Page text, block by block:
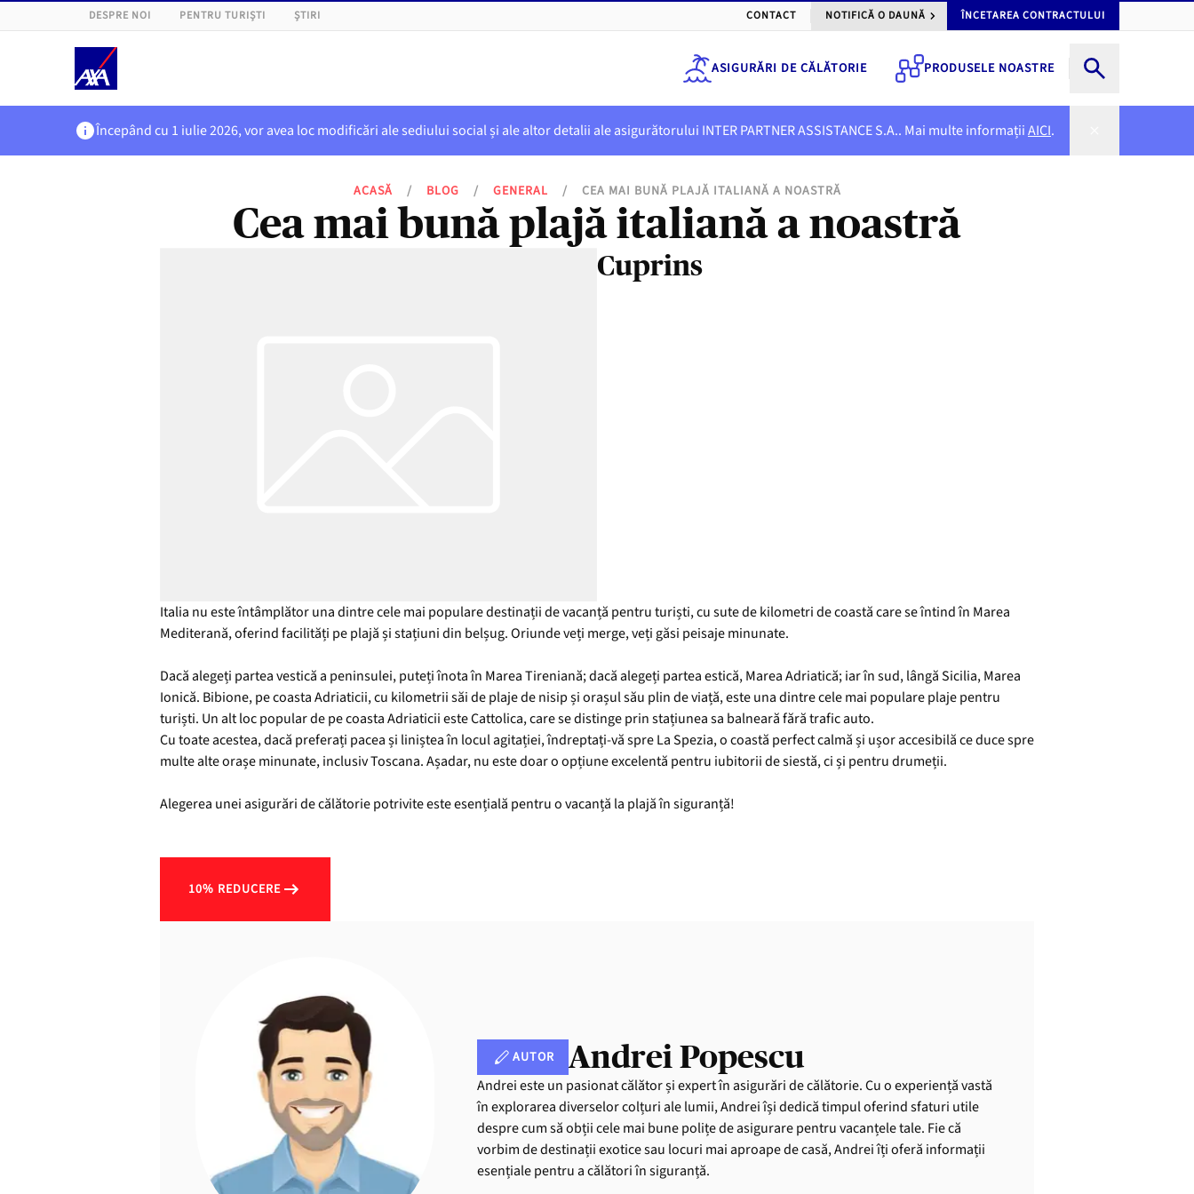
DESPRE NOI PENTRU TURIȘTI ȘTIRI CONTACT NOTIFICĂ O DAUNĂ ÎNCETAREA CONTRACTULUI
ASIGURĂRI DE CĂLĂTORIE PRODUSELE NOASTRE
Începând cu 1 iulie 2026, vor avea loc modificări ale sediului social și ale altor detalii ale asigurătorului INTER PARTNER ASSISTANCE S.A.. Mai multe informațiiAICI.
ACASĂ / BLOG / GENERAL / CEA MAI BUNĂ PLAJĂ ITALIANĂ A NOASTRĂ
Cea mai bună plajă italiană a noastră
Cuprins
Italia nu este întâmplător una dintre cele mai populare destinații de vacanță pentru turiști, cu sute de kilometri de coastă care se întind în Marea
Mediterană, oferind facilități pe plajă și stațiuni din belșug. Oriunde veți merge, veți găsi peisaje minunate.
Dacă alegeți partea vestică a peninsulei, puteți înota în Marea Tireniană; dacă alegeți partea estică, Marea Adriatică; iar în sud, lângă Sicilia, Marea
Ionică. Bibione, pe coasta Adriaticii, cu kilometrii săi de plaje de nisip și orașul său plin de viață, este una dintre cele mai populare plaje pentru
turiști. Un alt loc popular de pe coasta Adriaticii este Cattolica, care se distinge prin stațiunea sa balneară fără trafic auto.
Cu toate acestea, dacă preferați pacea și liniștea în locul agitației, îndreptați-vă spre La Spezia, o coastă perfect calmă și ușor accesibilă ce duce spre
multe alte orașe minunate, inclusiv Toscana. Așadar, nu este doar o opțiune excelentă pentru iubitorii de siestă, ci și pentru drumeții.
Alegerea unei asigurări de călătorie potrivite este esențială pentru o vacanță la plajă în siguranță!
10% REDUCERE
AUTOR Andrei Popescu
Andrei este un pasionat călător și expert în asigurări de călătorie. Cu o experiență vastă
în explorarea diverselor colțuri ale lumii, Andrei își dedică timpul oferind sfaturi utile
despre cum să obții cele mai bune polițe de asigurare pentru vacanțele tale. Fie că
vorbim de destinații exotice sau locuri mai aproape de casă, Andrei îți oferă informații
esențiale pentru a călători în siguranță.